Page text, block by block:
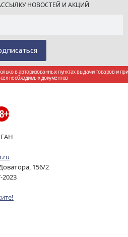
НОВОСТЕЙ И АКЦИЙ
в авторизованных пунктах выдачи товаров и при
необходимых документов
156/2